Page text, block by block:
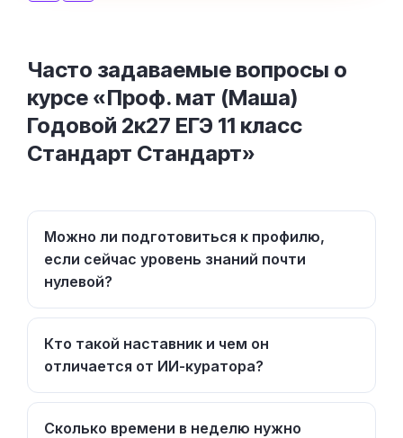
Часто задаваемые вопросы о
курсе «Проф. мат (Маша)
Годовой 2к27 ЕГЭ 11 класс
Стандарт Стандарт»
Можно ли подготовиться к профилю,
если сейчас уровень знаний почти
нулевой?
Кто такой наставник и чем он
отличается от ИИ-куратора?
Сколько времени в неделю нужно